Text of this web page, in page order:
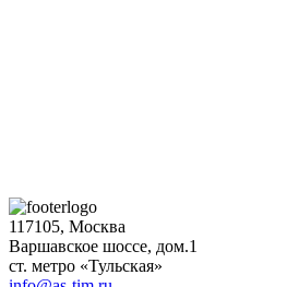
117105, Москва
Варшавское шоссе, дом.1
ст. метро «Тульская»